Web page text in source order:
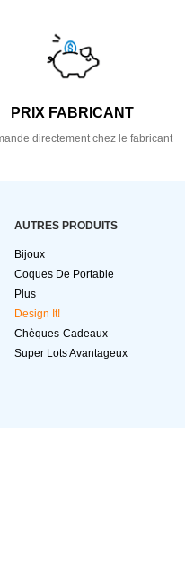
PRIX FABRICANT
directement chez le fabricant
AUTRES PRODUITS
Bijoux
Coques De Portable
Plus
Design It!
Chèques-Cadeaux
Super Lots Avantageux